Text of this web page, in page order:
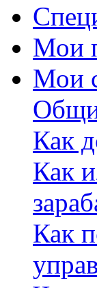
Мои
Мои
Как
Как
Как